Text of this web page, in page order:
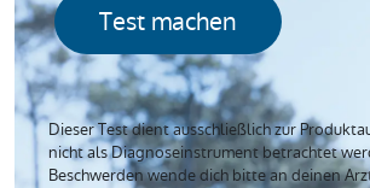
Test machen
Dieser Test dient ausschließlich zur
nicht als Diagnoseinstrument betrachtet
Beschwerden wende dich bitte an deinen